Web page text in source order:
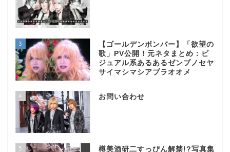
3
【ゴールデンボンバー】「欲望の
歌」PV公開！元ネタまとめ：ビ
ジュアル系あるあるゼンブノセヤ
サイマシマシアブラオオメ
4 お問い合わせ
5 樽美酒研二すっぴん解禁!?写真集